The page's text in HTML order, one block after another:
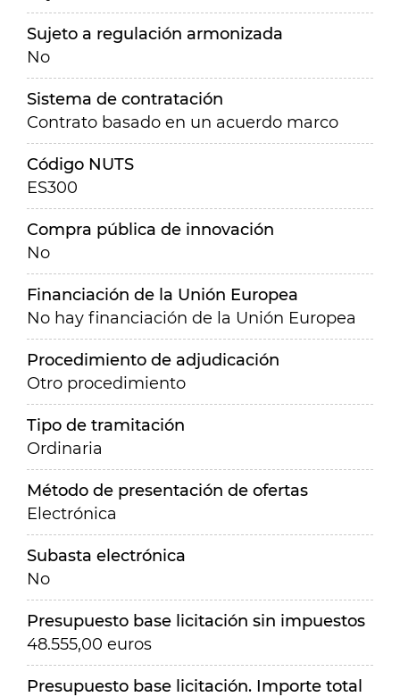
Sujeto a regulación armonizada
No
Sistema de contratación
Contrato basado en un acuerdo marco
Código NUTS
ES300
Compra pública de innovación
No
Financiación de la Unión Europea
No hay financiación de la Unión Europea
Procedimiento de adjudicación
Otro procedimiento
Tipo de tramitación
Ordinaria
Método de presentación de ofertas
Electrónica
Subasta electrónica
No
Presupuesto base licitación sin impuestos
48.555,00 euros
Presupuesto base licitación. Importe total